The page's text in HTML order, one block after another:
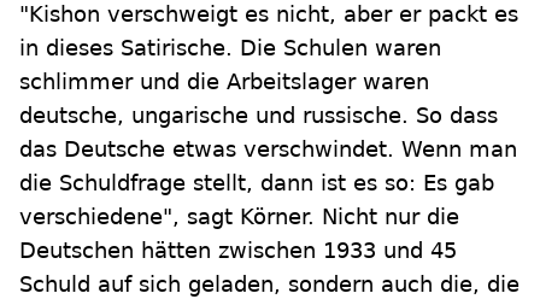
"Kishon verschweigt es nicht, aber er packt es
in dieses Satirische. Die Schulen waren
schlimmer und die Arbeitslager waren
deutsche, ungarische und russische. So dass
das Deutsche etwas verschwindet. Wenn man
die Schuldfrage stellt, dann ist es so: Es gab
verschiedene", sagt Körner. Nicht nur die
Deutschen hätten zwischen 1933 und 45
Schuld auf sich geladen, sondern auch die, die